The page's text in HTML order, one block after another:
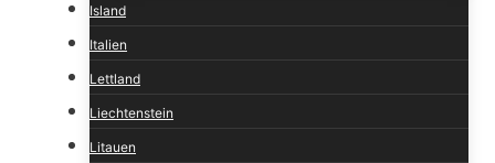
Island
Italien
Lettland
Liechtenstein
Litauen